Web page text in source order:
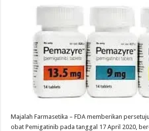
Majalah Farmasetika – FDA memberikan
obat Pemigatinib pada tanggal 17 April 2020,